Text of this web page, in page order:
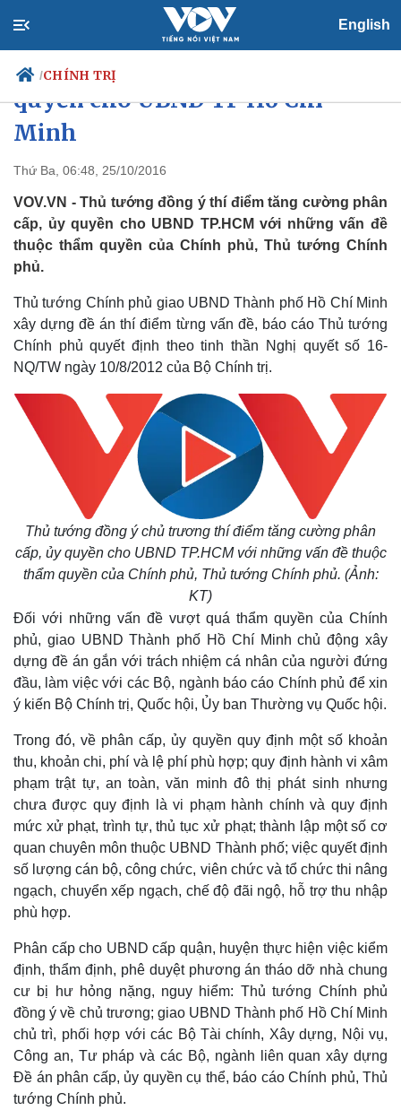
English
/CHÍNH TRỊ
Chính trị
Tổ chức nhân sự
Quốc hội
Nhận diện sự thật
Tin 24h
Dự báo thời tiết
Giáo dục
Dấu ấn VOV
Thủ tướng đồng ý tăng thêm
quyền cho UBND TP Hồ Chí
Minh
Thứ Ba, 06:48, 25/10/2016
VOV.VN - Thủ tướng đồng ý thí điểm tăng cường phân
cấp, ủy quyền cho UBND TP.HCM với những vấn đề
thuộc thẩm quyền của Chính phủ, Thủ tướng Chính
phủ.
Thủ tướng Chính phủ giao UBND Thành phố Hồ Chí Minh
xây dựng đề án thí điểm từng vấn đề, báo cáo Thủ tướng
Chính phủ quyết định theo tinh thần Nghị quyết số 16-
NQ/TW ngày 10/8/2012 của Bộ Chính trị.
Thủ tướng đồng ý chủ trương thí điểm tăng cường phân
cấp, ủy quyền cho UBND TP.HCM với những vấn đề thuộc
thẩm quyền của Chính phủ, Thủ tướng Chính phủ. (Ảnh:
KT)
Đối với những vấn đề vượt quá thẩm quyền của Chính
phủ, giao UBND Thành phố Hồ Chí Minh chủ động xây
dựng đề án gắn với trách nhiệm cá nhân của người đứng
đầu, làm việc với các Bộ, ngành báo cáo Chính phủ để xin
ý kiến Bộ Chính trị, Quốc hội, Ủy ban Thường vụ Quốc hội.
Trong đó, về phân cấp, ủy quyền quy định một số khoản
thu, khoản chi, phí và lệ phí phù hợp; quy định hành vi xâm
phạm trật tự, an toàn, văn minh đô thị phát sinh nhưng
chưa được quy định là vi phạm hành chính và quy định
mức xử phạt, trình tự, thủ tục xử phạt; thành lập một số cơ
quan chuyên môn thuộc UBND Thành phố; việc quyết định
số lượng cán bộ, công chức, viên chức và tổ chức thi nâng
ngạch, chuyển xếp ngạch, chế độ đãi ngộ, hỗ trợ thu nhập
phù hợp.
Phân cấp cho UBND cấp quận, huyện thực hiện việc kiểm
định, thẩm định, phê duyệt phương án tháo dỡ nhà chung
cư bị hư hỏng nặng, nguy hiểm: Thủ tướng Chính phủ
đồng ý về chủ trương; giao UBND Thành phố Hồ Chí Minh
chủ trì, phối hợp với các Bộ Tài chính, Xây dựng, Nội vụ,
Công an, Tư pháp và các Bộ, ngành liên quan xây dựng
Đề án phân cấp, ủy quyền cụ thể, báo cáo Chính phủ, Thủ
tướng Chính phủ.